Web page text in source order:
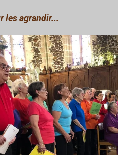
les agrandir...